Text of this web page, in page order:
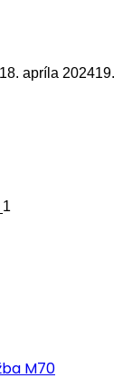
18. apríla 202419.